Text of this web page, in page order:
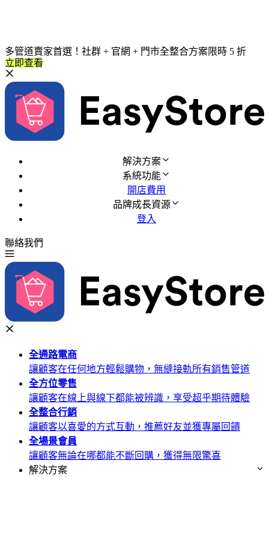
多管道賣家首選！社群 + 官網 + 門市全整合方案限時 5 折
立即查看
解決方案
系統功能
開店費用
品牌成長資源
登入
聯絡我們
全通路電商
讓顧客在任何地方輕鬆購物，無縫接軌所有銷售管道
全方位零售
讓顧客在線上與線下都能被辨識，享受超乎期待體驗
全整合行銷
讓顧客以喜愛的方式互動，推薦好友並獲專屬回饋
全場景會員
讓顧客無論在哪都能不斷回購，獲得無限驚喜
解決方案